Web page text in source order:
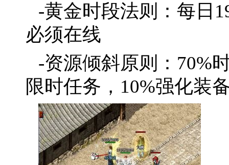
-黄金时段法则：每日
必须在线
-资源倾斜原则：70%
限时任务，10%强化装